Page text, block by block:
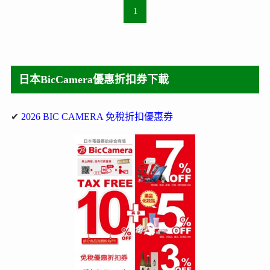
1
日本BicCamera優惠折扣券下載
✔ 2026 BIC CAMERA 免稅折扣優惠券